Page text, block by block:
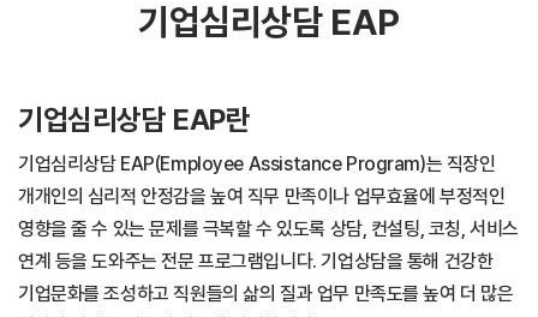
기업심리상담 EAP
기업심리상담 EAP란
기업심리상담 EAP(Employee Assistance Program)는 직장인
개개인의 심리적 안정감을 높여 직무 만족이나 업무효율에 부정적인
영향을 줄 수 있는 문제를 극복할 수 있도록 상담, 컨설팅, 코칭, 서비스
연계 등을 도와주는 전문 프로그램입니다. 기업상담을 통해 건강한
기업문화를 조성하고 직원들의 삶의 질과 업무 만족도를 높여 더 많은